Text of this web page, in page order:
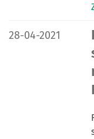
28-04-2021